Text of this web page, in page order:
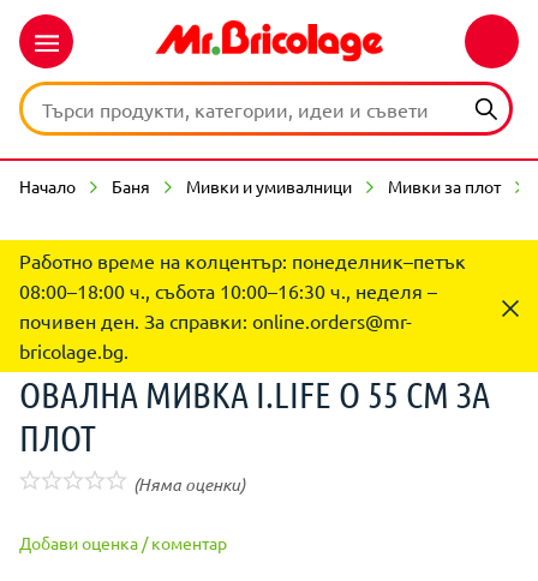
Начало Баня Мивки и умивалници Мивки за плот
Работно време на колцентър: понеделник–петък
08:00–18:00 ч., събота 10:00–16:30 ч., неделя –
почивен ден. За справки: online.orders@mr-
bricolage.bg.
ОВАЛНА МИВКА I.LIFE O 55 СМ ЗА
ПЛОТ
(Няма оценки)
Добави оценка / коментар